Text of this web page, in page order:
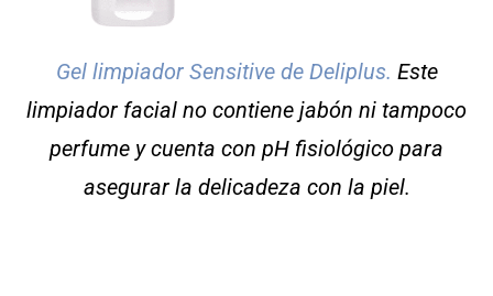
Gel limpiador Sensitive de Deliplus. Este
limpiador facial no contiene jabón ni tampoco
perfume y cuenta con pH fisiológico para
asegurar la delicadeza con la piel.